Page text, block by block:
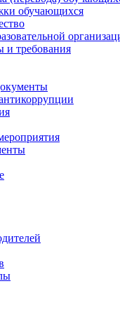
обучающихся
и требования